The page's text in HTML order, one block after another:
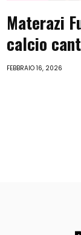
Materazi
calcio
FEBBRAIO 16, 2026